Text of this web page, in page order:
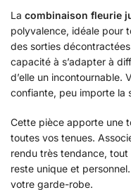
La combinaison fleurie
polyvalence, idéale pour
des sorties
capacité à s’adapter à
d’elle un incontournable.
confiante, peu importe la
Cette pièce apporte une
toutes vos tenues.
rendu très tendance,
reste unique et
votre garde-robe.